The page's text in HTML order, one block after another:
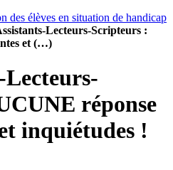
des élèves en situation de handicap
Lecteurs-Scripteurs :
et (…)
Lecteurs-
réponse
inquiétudes !